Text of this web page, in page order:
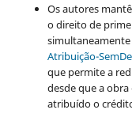
Os autores
o direito de
Atribuição-
que permite a
desde que a
atribuído o